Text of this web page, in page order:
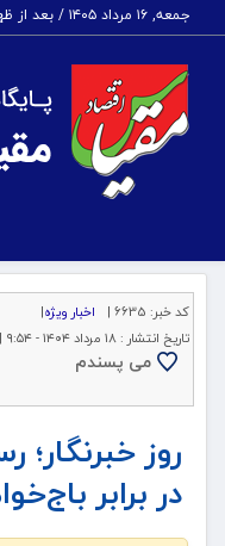
جمعه, ۱۶ مرداد ۱۴۰۵ / بعد از ظهر /
کد خبر: 6635 | اخبار ویژه|
تاریخ انتشار : ۱۸ مرداد ۱۴۰۴ - ۹:۵۴ |
می پسندم
روز
در برابر